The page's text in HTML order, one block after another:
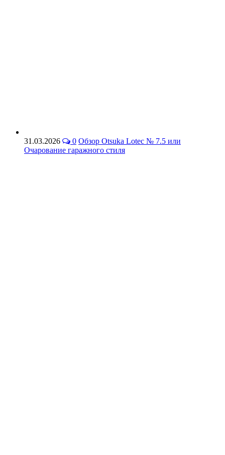
31.03.2026 0 Обзор Otsuka Lotec № 7.5 или
Очарование гаражного стиля